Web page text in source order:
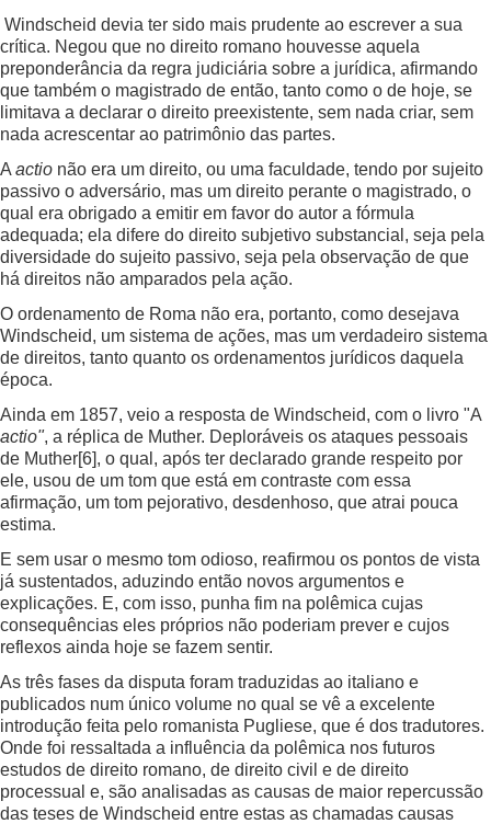
Windscheid devia ter sido mais prudente ao escrever a sua
crítica. Negou que no direito romano houvesse aquela
preponderância da regra judiciária sobre a jurídica, afirmando
que também o magistrado de então, tanto como o de hoje, se
limitava a declarar o direito preexistente, sem nada criar, sem
nada acrescentar ao patrimônio das partes.
A actio não era um direito, ou uma faculdade, tendo por sujeito
passivo o adversário, mas um direito perante o magistrado, o
qual era obrigado a emitir em favor do autor a fórmula
adequada; ela difere do direito subjetivo substancial, seja pela
diversidade do sujeito passivo, seja pela observação de que
há direitos não amparados pela ação.
O ordenamento de Roma não era, portanto, como desejava
Windscheid, um sistema de ações, mas um verdadeiro sistema
de direitos, tanto quanto os ordenamentos jurídicos daquela
época.
Ainda em 1857, veio a resposta de Windscheid, com o livro "A
actio", a réplica de Muther. Deploráveis os ataques pessoais
de Muther[6], o qual, após ter declarado grande respeito por
ele, usou de um tom que está em contraste com essa
afirmação, um tom pejorativo, desdenhoso, que atrai pouca
estima.
E sem usar o mesmo tom odioso, reafirmou os pontos de vista
já sustentados, aduzindo então novos argumentos e
explicações. E, com isso, punha fim na polêmica cujas
consequências eles próprios não poderiam prever e cujos
reflexos ainda hoje se fazem sentir.
As três fases da disputa foram traduzidas ao italiano e
publicados num único volume no qual se vê a excelente
introdução feita pelo romanista Pugliese, que é dos tradutores.
Onde foi ressaltada a influência da polêmica nos futuros
estudos de direito romano, de direito civil e de direito
processual e, são analisadas as causas de maior repercussão
das teses de Windscheid entre estas as chamadas causas